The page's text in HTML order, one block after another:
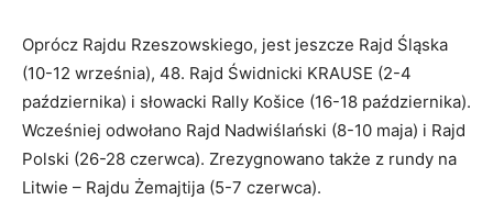
Oprócz Rajdu Rzeszowskiego, jest jeszcze Rajd Śląska
(10-12 września), 48. Rajd Świdnicki KRAUSE (2-4
października) i słowacki Rally Košice (16-18 października).
Wcześniej odwołano Rajd Nadwiślański (8-10 maja) i Rajd
Polski (26-28 czerwca). Zrezygnowano także z rundy na
Litwie – Rajdu Żemajtija (5-7 czerwca).